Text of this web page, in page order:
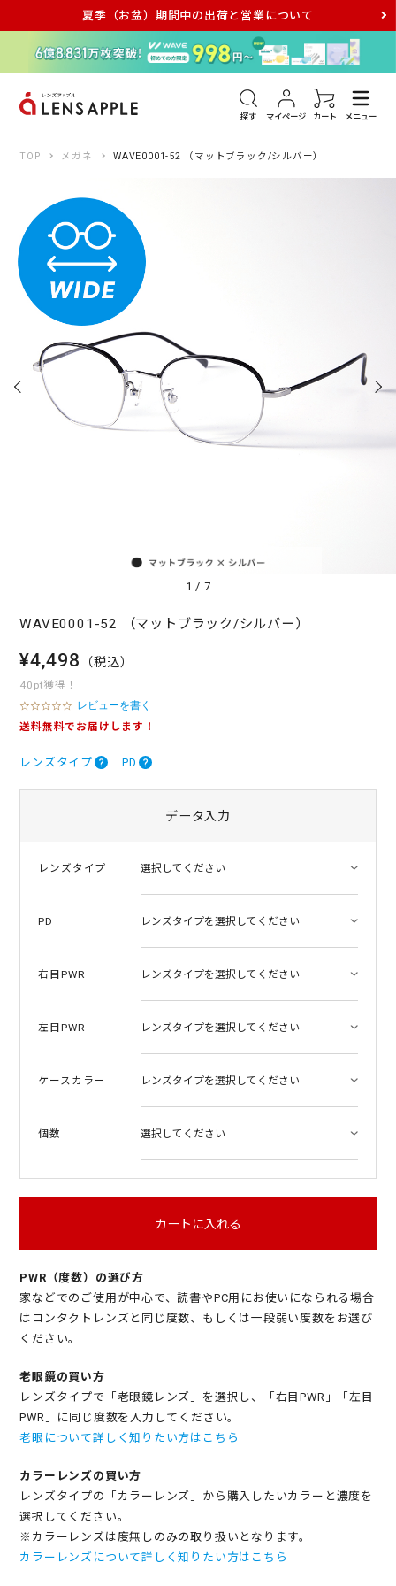
夏季（お盆）期間中の出荷と営業について
探す マイページ カート メニュー
アキュビュー メダリスト メガネ
TOP メガネ WAVE0001-52 （マットブラック/シルバー）
1 / 7
WAVE0001-52 （マットブラック/シルバー）
¥4,498 （税込）
40pt獲得！
0
.
t
n
レビューを書く
送料無料でお届けします！
レンズタイプ PD
データ入力
レンズタイプ
PD
右目PWR
左目PWR
ケースカラー
個数
カートに入れる
PWR（度数）の選び方
家などでのご使用が中心で、読書やPC用にお使いになられる場合
はコンタクトレンズと同じ度数、もしくは一段弱い度数をお選び
ください。
老眼鏡の買い方
レンズタイプで「老眼鏡レンズ」を選択し、「右目PWR」「左目
PWR」に同じ度数を入力してください。
老眼について詳しく知りたい方はこちら
カラーレンズの買い方
レンズタイプの「カラーレンズ」から購入したいカラーと濃度を
選択してください。
※カラーレンズは度無しのみの取り扱いとなります。
カラーレンズについて詳しく知りたい方はこちら